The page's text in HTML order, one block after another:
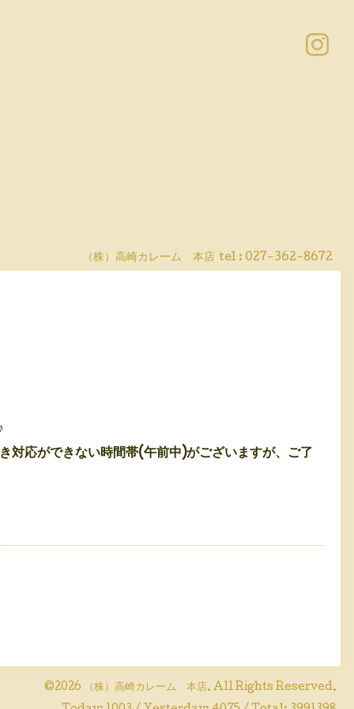
（株）高崎カレーム 本店 tel : 027-362-8672
対応ができない時間帯(午前中)がございますが、ご了
©2026 （株）高崎カレーム 本店. All Rights Reserved.